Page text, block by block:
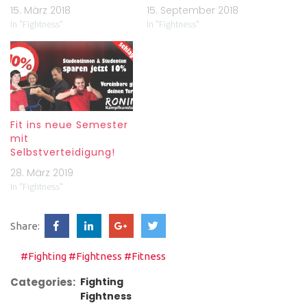
15. März 2018
In "Fightness"
15. September 2018
In "Fightness"
Fit ins neue Semester
mit
Selbstverteidigung!
28. März 2019
In "Fightness"
Share:
#Fighting #Fightness #Fitness
Categories: Fighting
Fightness